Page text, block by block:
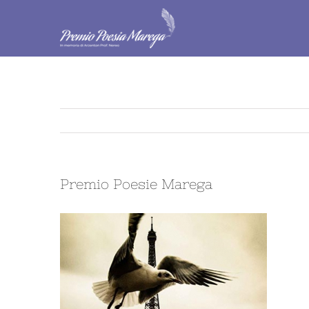
Premio Poesie Marega